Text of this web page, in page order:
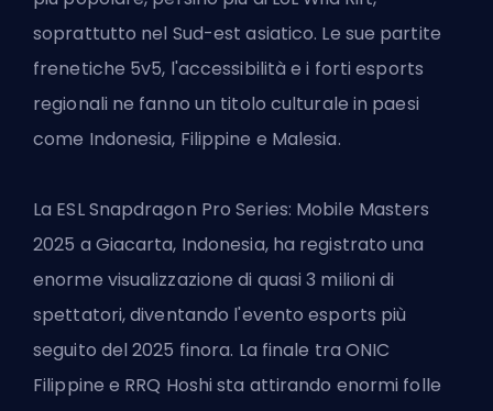
soprattutto nel Sud-est asiatico. Le sue partite
frenetiche 5v5, l'accessibilità e i forti esports
regionali ne fanno un titolo culturale in paesi
come Indonesia, Filippine e Malesia.
La ESL Snapdragon Pro Series: Mobile Masters
2025 a Giacarta, Indonesia, ha registrato una
enorme visualizzazione di quasi 3 milioni di
spettatori, diventando l'evento esports più
seguito del 2025 finora. La finale tra ONIC
Filippine e RRQ Hoshi sta attirando enormi folle